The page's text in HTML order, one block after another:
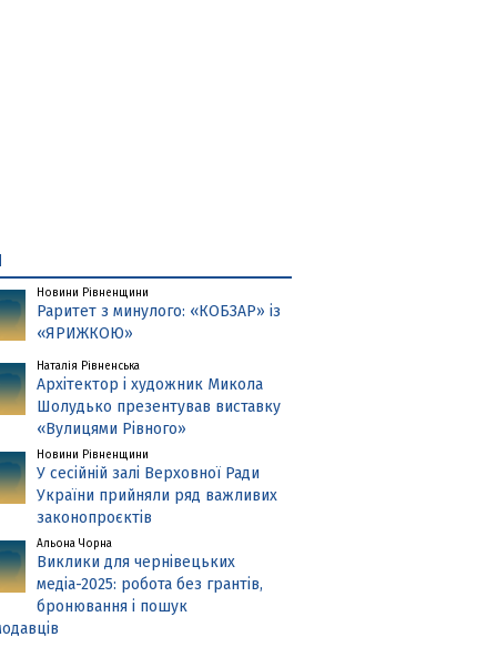
Новини Рівненщини
Раритет з минулого: «КОБЗАР» із
«ЯРИЖКОЮ»
Наталія Рівненська
Архітектор і художник Микола
Шолудько презентував виставку
«Вулицями Рівного»
Новини Рівненщини
У сесійній залі Верховної Ради
України прийняли ряд важливих
законопроєктів
Альона Чорна
Виклики для чернівецьких
медіа-2025: робота без грантів,
бронювання і пошук